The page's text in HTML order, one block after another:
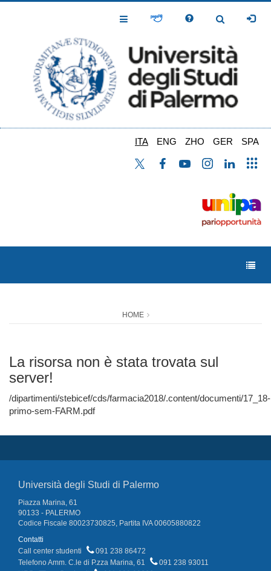
Toggle
Toggle
ITA ENG ZHO GER SPA
HOME
La risorsa non è stata trovata sul
server!
/dipartimenti/stebicef/cds/farmacia2018/.content/documenti/17_18-
primo-sem-FARM.pdf
Università degli Studi di Palermo
Piazza Marina, 61
90133 - PALERMO
Codice Fiscale 80023730825, Partita IVA 00605880822
Contatti
Call center studenti
091 238 86472
Telefono Amm. C.le di P.zza Marina, 61
091 238 93011